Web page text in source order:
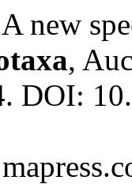
new
,
DOI: